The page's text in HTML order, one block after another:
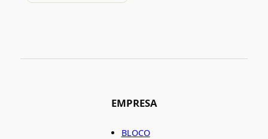
EMPRESA
BLOCO